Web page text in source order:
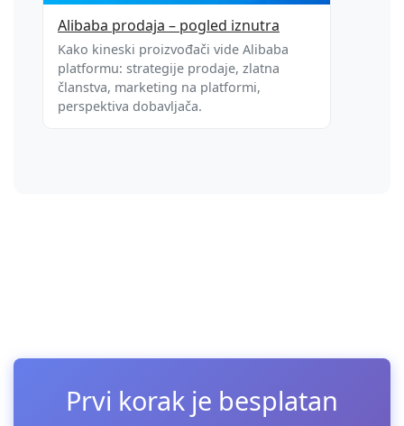
Alibaba prodaja – pogled iznutra
Kako kineski proizvođači vide Alibaba
platformu: strategije prodaje, zlatna
članstva, marketing na platformi,
perspektiva dobavljača.
Prvi korak je besplatan